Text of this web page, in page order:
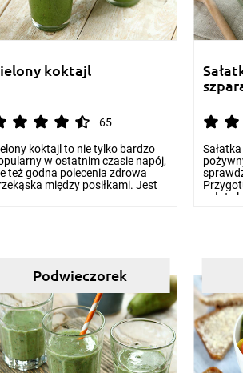
koktajl
65
koktajl to nie tylko bardzo
w ostatnim czasie napój,
też godna polecenia zdrowa
między posiłkami. Jest
sałaty
Podwieczorek